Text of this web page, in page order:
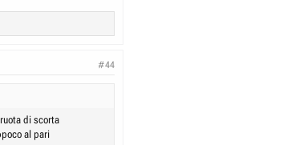
#44
di scorta
al pari